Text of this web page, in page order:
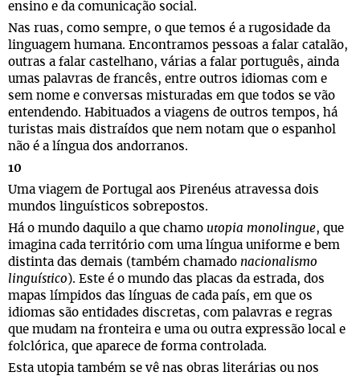
ensino e da comunicação social.
Nas ruas, como sempre, o que temos é a rugosidade da
linguagem humana. Encontramos pessoas a falar catalão,
outras a falar castelhano, várias a falar português, ainda
umas palavras de francês, entre outros idiomas com e
sem nome e conversas misturadas em que todos se vão
entendendo. Habituados a viagens de outros tempos, há
turistas mais distraídos que nem notam que o espanhol
não é a língua dos andorranos.
10
Uma viagem de Portugal aos Pirenéus atravessa dois
mundos linguísticos sobrepostos.
Há o mundo daquilo a que chamo utopia monolingue, que
imagina cada território com uma língua uniforme e bem
distinta das demais (também chamado nacionalismo
linguístico ). Este é o mundo das placas da estrada, dos
mapas límpidos das línguas de cada país, em que os
idiomas são entidades discretas, com palavras e regras
que mudam na fronteira e uma ou outra expressão local e
folclórica, que aparece de forma controlada.
Esta utopia também se vê nas obras literárias ou nos